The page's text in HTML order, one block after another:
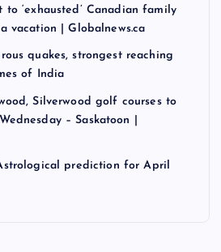
to ‘exhausted’ Canadian family
vacation | Globalnews.ca
quakes, strongest reaching
of India
Silverwood golf courses to
– Saskatoon |
prediction for April